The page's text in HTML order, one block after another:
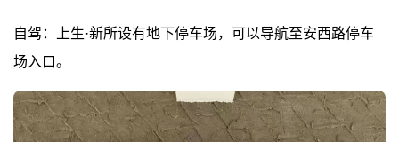
自驾：上生·新所设有地下停车场，可以导航至安西路停车
场入口。